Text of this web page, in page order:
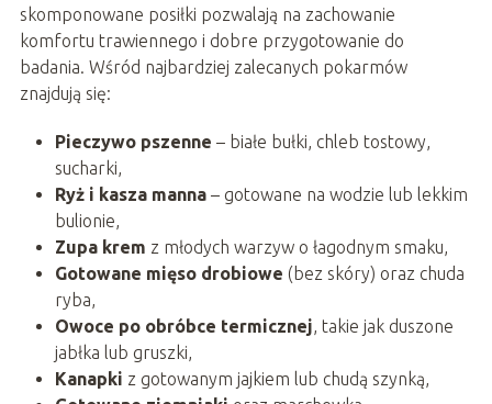
skomponowane posiłki pozwalają na zachowanie
komfortu trawiennego i dobre przygotowanie do
badania. Wśród najbardziej zalecanych pokarmów
znajdują się:
Pieczywo pszenne – białe bułki, chleb tostowy,
sucharki,
Ryż i kasza manna– gotowane na wodzie lub lekkim
bulionie,
Zupa krem z młodych warzyw o łagodnym smaku,
Gotowane mięso drobiowe (bez skóry) oraz chuda
ryba,
Owoce po obróbce termicznej, takie jak duszone
jabłka lub gruszki,
Kanapki z gotowanym jajkiem lub chudą szynką,